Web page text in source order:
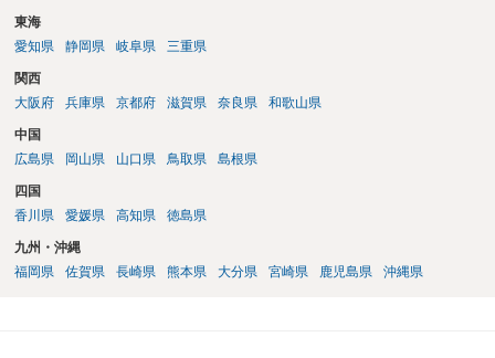
東海
愛知県
静岡県 岐阜県 三重県
関西
大阪府
兵庫県 京都府 滋賀県 奈良県 和歌山県
中国
広島県
岡山県 山口県 鳥取県 島根県
四国
香川県
愛媛県 高知県 徳島県
九州・沖縄
福岡県
佐賀県 長崎県 熊本県 大分県 宮崎県 鹿児島県 沖縄県